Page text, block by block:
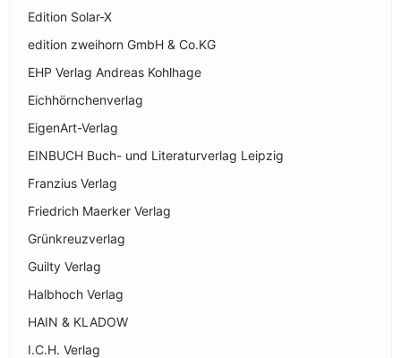
Edition Solar-X
edition zweihorn GmbH & Co.KG
EHP Verlag Andreas Kohlhage
Eichhörnchenverlag
EigenArt-Verlag
EINBUCH Buch- und Literaturverlag Leipzig
Franzius Verlag
Friedrich Maerker Verlag
Grünkreuzverlag
Guilty Verlag
Halbhoch Verlag
HAIN & KLADOW
I.C.H. Verlag